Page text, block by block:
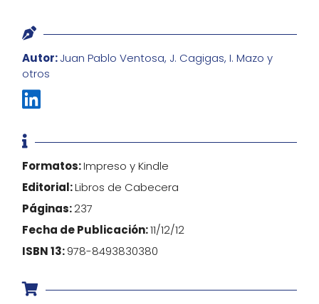

Autor:Juan Pablo Ventosa, J. Cagigas, I. Mazo y
otros


Formatos:Impreso y Kindle
Editorial:Libros de Cabecera
Páginas:237
Fecha de Publicación:11/12/12
ISBN 13:978-8493830380
